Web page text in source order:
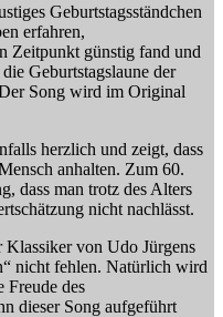
Geburtstagsständchen
erfahren,
Zeitpunkt günstig fand und
Geburtstagslaune der
Song wird im Original
herzlich und zeigt, dass
anhalten. Zum 60.
dass man trotz des Alters
nicht nachlässt.
von Udo Jürgens
nicht fehlen. Natürlich wird
Freude des
dieser Song aufgeführt